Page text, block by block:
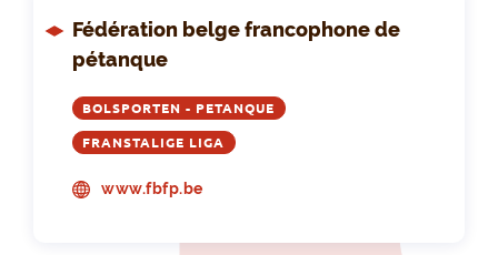
Fédération belge francophone de
pétanque
BOLSPORTEN - PETANQUE
FRANSTALIGE LIGA
www.fbfp.be